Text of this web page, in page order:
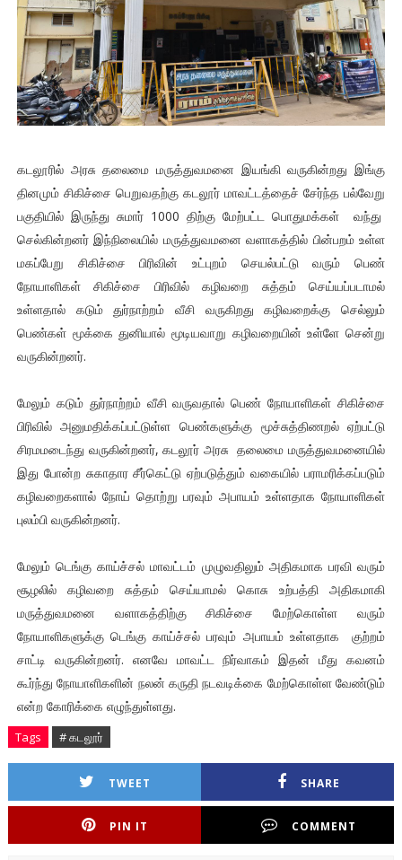
கடலூரில் அரசு தலைமை மருத்துவமனை இயங்கி வருகின்றது இங்கு
தினமும் சிகிச்சை பெறுவதற்கு கடலூர் மாவட்டத்தைச் சேர்ந்த பல்வேறு
பகுதியில் இருந்து சுமார் 1000 திற்கு மேற்பட்ட பொதுமக்கள் வந்து
செல்கின்றனர் இந்நிலையில் மருத்துவமனை வளாகத்தில் பின்பறம் உள்ள
மகப்பேறு சிகிச்சை பிரிவின் உட்புறம் செயல்பட்டு வரும் பெண்
நோயாளிகள் சிகிச்சை பிரிவில் கழிவறை சுத்தம் செய்யப்படாமல்
உள்ளதால் கடும் துர்நாற்றம் வீசி வருகிறது கழிவறைக்கு செல்லும்
பெண்கள் மூக்கை துனியால் மூடியவாறு கழிவறையின் உள்ளே சென்று
வருகின்றனர்.
மேலும் கடும் துர்நாற்றம் வீசி வருவதால் பெண் நோயாளிகள் சிகிச்சை
பிரிவில் அனுமதிக்கப்பட்டுள்ள பெண்களுக்கு மூச்சுத்திணறல் ஏற்பட்டு
சிரமமடைந்து வருகின்றனர், கடலூர் அரசு தலைமை மருத்துவமனையில்
இது போன்ற சுகாதார சீர்கெட்டு ஏற்படுத்தும் வகையில் பராமரிக்கப்படும்
கழிவறைகளால் நோய் தொற்று பரவும் அபாயம் உள்ளதாக நோயாளிகள்
புலம்பி வருகின்றனர்.
மேலும் டெங்கு காய்ச்சல் மாவட்டம் முழுவதிலும் அதிகமாக பரவி வரும்
சூழலில் கழிவறை சுத்தம் செய்யாமல் கொசு உற்பத்தி அதிகமாகி
மருத்துவமனை வளாகத்திற்கு சிகிச்சை மேற்கொள்ள வரும்
நோயாளிகளுக்கு டெங்கு காய்ச்சல் பரவும் அபாயம் உள்ளதாக குற்றம்
சாட்டி வருகின்றனர். எனவே மாவட்ட நிர்வாகம் இதன் மீது கவனம்
கூர்ந்து நோயாளிகளின் நலன் கருதி நடவடிக்கை மேற்கொள்ள வேண்டும்
என்ற கோரிக்கை எழுந்துள்ளது.
Tags # கடலூர்
TWEET SHARE
PIN IT COMMENT